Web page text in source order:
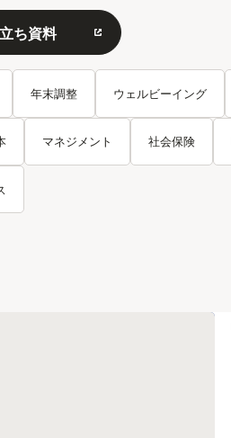
ち資料
年末調整 ウェルビーイング
マネジメント 社会保険